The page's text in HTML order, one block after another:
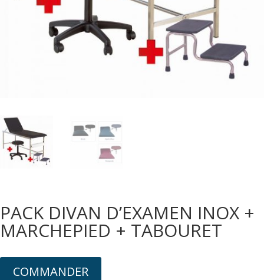
PACK DIVAN D’EXAMEN INOX +
MARCHEPIED + TABOURET
COMMANDER